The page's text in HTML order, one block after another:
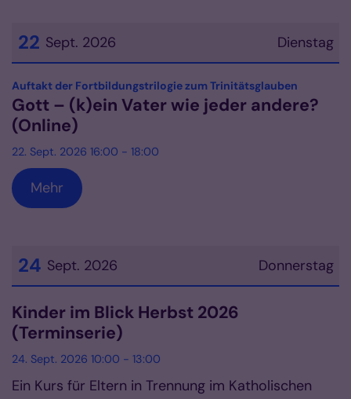
Dienstag
22 Sept. 2026
Datum: 22. September 2026
Auftakt der Fortbildungstrilogie zum Trinitätsglauben
Gott – (k)ein Vater wie jeder andere?
(Online)
22. Sept. 2026 16:00 - 18:00
Mehr
Donnerstag
24 Sept. 2026
Datum: 24. September 2026
Kinder im Blick Herbst 2026
(Terminserie)
24. Sept. 2026 10:00 - 13:00
Ein Kurs für Eltern in Trennung im Katholischen